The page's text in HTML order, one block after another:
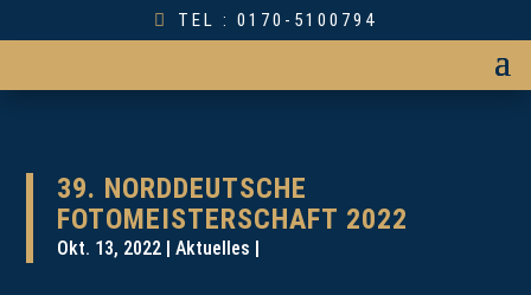
TEL : 0170-5100794
39. NORDDEUTSCHE
FOTOMEISTERSCHAFT 2022
Okt. 13, 2022 Aktuelles